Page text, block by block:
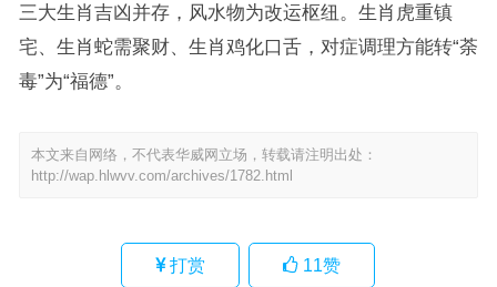
三大生肖吉凶并存，风水物为改运枢纽。生肖虎重镇
宅、生肖蛇需聚财、生肖鸡化口舌，对症调理方能转“荼
毒”为“福德”。
本文来自网络，不代表华威网立场，转载请注明出处：
http://wap.hlwvv.com/archives/1782.html
打赏 11赞